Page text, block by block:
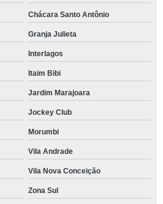
Chácara Santo Antônio
Granja Julieta
Interlagos
Itaim Bibi
Jardim Marajoara
Jockey Club
Morumbi
Vila Andrade
Vila Nova Conceição
Zona Sul